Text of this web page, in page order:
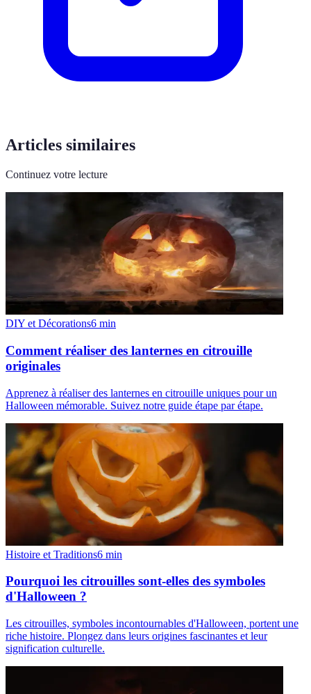
Articles similaires
Continuez votre lecture
DIY et Décorations6 min
Comment réaliser des lanternes en citrouille
originales
Apprenez à réaliser des lanternes en citrouille uniques pour un
Halloween mémorable. Suivez notre guide étape par étape.
Histoire et Traditions6 min
Pourquoi les citrouilles sont-elles des symboles
d'Halloween ?
Les citrouilles, symboles incontournables d'Halloween, portent une
riche histoire. Plongez dans leurs origines fascinantes et leur
signification culturelle.